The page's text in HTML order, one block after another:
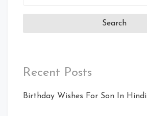
Recent Posts
Birthday Wishes For Son In Hindi